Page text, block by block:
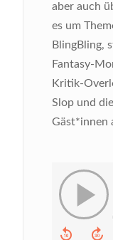
aber auch
es um
BlingBling,
Fantasy-
Kritik-
Slop und
Gäst*innen